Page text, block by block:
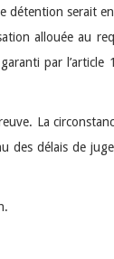
détention serait
allouée au
par l’article
La
des délais de